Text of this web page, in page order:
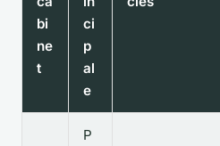
bi
ne
t
ci
p
al
e
P